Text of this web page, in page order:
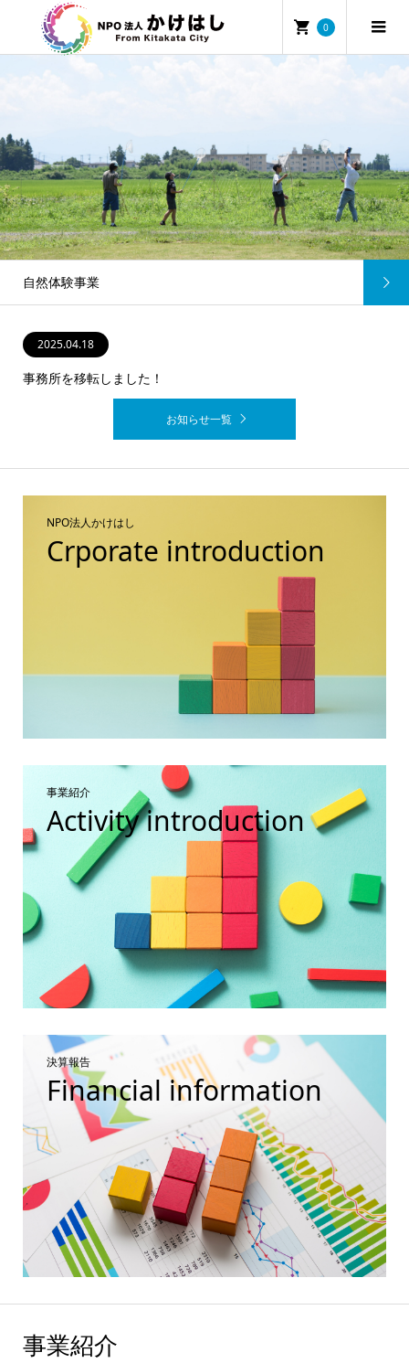
0
自然体験事業
2025.04.18
事務所を移転しました！
2024.10.03
2023.03.22
お知らせ一覧
NPO法人かけはし
Crporate introduction
事業紹介
Activity introduction
決算報告
Financial information
事業紹介